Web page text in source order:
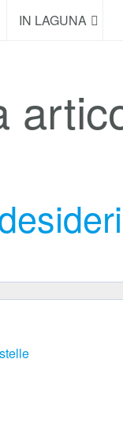
IN LAGUNA